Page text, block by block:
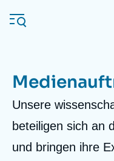
zum
Inhalt
Navigation
Ifri
Body
Unsere
beteiligen sich an
und bringen ihre